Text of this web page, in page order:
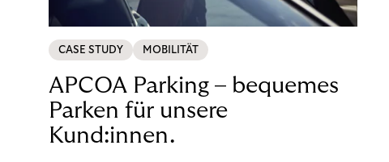
CASE STUDY MOBILITÄT
APCOA Parking – bequemes
Parken für unsere
Kund:innen.